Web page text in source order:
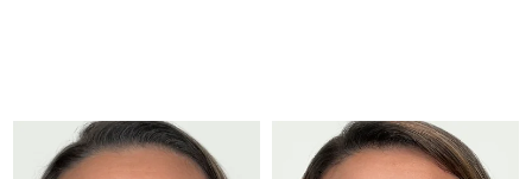
Lituanie Livraison estimée10/08/2026